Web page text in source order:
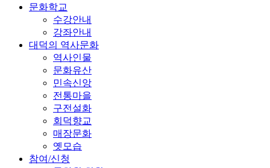
문화학교
수강안내
강좌안내
대덕의 역사문화
역사인물
문화유산
민속신앙
전통마을
구전설화
회덕향교
매장문화
옛모습
참여/신청